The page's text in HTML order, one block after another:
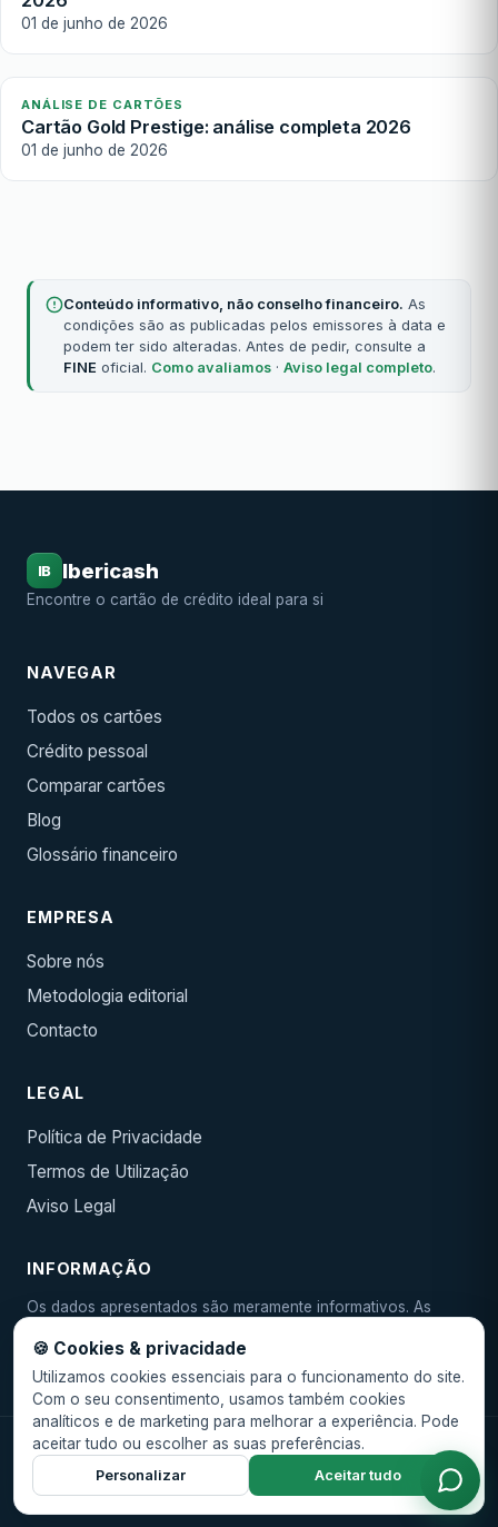
01 de junho de 2026
ANÁLISE DE CARTÕES
Cartão Gold Prestige: análise completa 2026
01 de junho de 2026
Conteúdo informativo, não conselho financeiro. As
condições são as publicadas pelos emissores à data e
podem ter sido alteradas. Antes de pedir, consulte a
FINE oficial. Como avaliamos · Aviso legal completo.
IB Ibericash
Encontre o cartão de crédito ideal para si
NAVEGAR
Todos os cartões
Crédito pessoal
Comparar cartões
Blog
Glossário financeiro
EMPRESA
Sobre nós
Metodologia editorial
Contacto
LEGAL
Política de Privacidade
Termos de Utilização
Aviso Legal
INFORMAÇÃO
Os dados apresentados são meramente informativos. As
emissora. As TAEG e taxas são indicativas e podem variar.
© 2026 Ibericash. Todos os direitos reservados.
🍪 Gerir cookies
🍪 Cookies & privacidade
Utilizamos cookies essenciais para o funcionamento do site.
Com o seu consentimento, usamos também cookies
analíticos e de marketing para melhorar a experiência. Pode
aceitar tudo ou escolher as suas preferências.
Personalizar Aceitar tudo